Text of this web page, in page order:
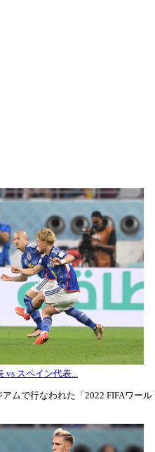
vs スペイン代表...
ムで行なわれた「2022 FIFAワー